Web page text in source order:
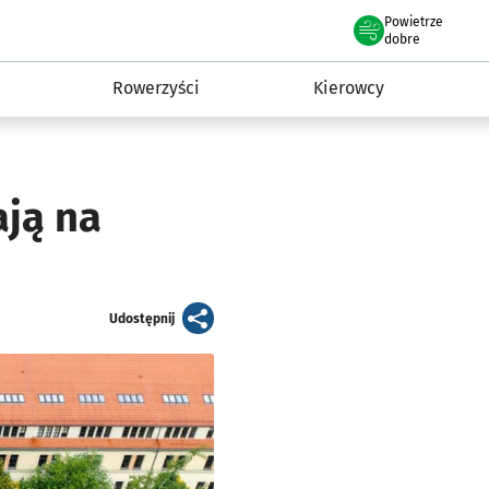
Powietrze
we Wrocławiu
dobre
Rowerzyści Kierowcy
na
Udostępnijartykuł